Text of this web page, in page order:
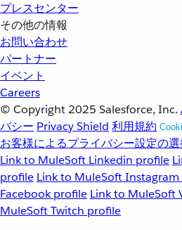
プレスセンター
その他の情報
お問い合わせ
パートナー
イベント
Careers
© Copyright 2025 Salesforce, Inc.
バシー Privacy Shield 利用規約
お客様によるプライバシー設定の
Link to MuleSoft Linkedin profile
profile Link to MuleSoft
Facebook profile Link to MuleSoft
MuleSoft Twitch profile